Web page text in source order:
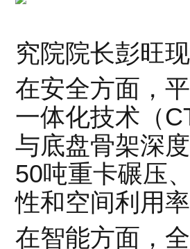
究院院长彭旺
在安全方面，
一体化技术（
与底盘骨架深
50吨重卡碾压
性和空间利用率
在智能方面，